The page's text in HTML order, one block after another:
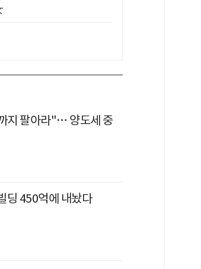
지 팔아라"… 양도세 중
딩 450억에 내놨다